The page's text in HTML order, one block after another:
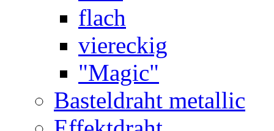
flach
viereckig
"Magic"
Basteldraht metallic